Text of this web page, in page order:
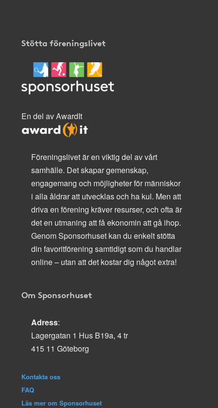
Stötta föreningslivet
En del av AwardIt
Föreningslivet är en viktig del av vårt
samhälle. Det skapar gemenskap,
engagemang och möjligheter för människor
i alla åldrar att utvecklas och ha kul. Men att
driva en förening kräver resurser, och ofta är
det en utmaning att få ekonomin att gå ihop.
Genom Sponsorhuset kan du enkelt stötta
din favoritförening samtidigt som du handlar
online – utan att det kostar dig något extra!
Om Sponsorhuset
Adress:
Lagergatan 1 Hus B19a, 4 tr
415 11 Göteborg
Kontakta oss
FAQ
Läs mer om Sponsorhuset